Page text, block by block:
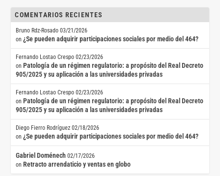
COMENTARIOS RECIENTES
Bruno Rdz-Rosado 03/21/2026
on¿Se pueden adquirir participaciones sociales por medio del 464?
Fernando Lostao Crespo 02/23/2026
on Patología de un régimen regulatorio: a propósito del Real Decreto
905/2025 y su aplicación a las universidades privadas
Fernando Lostao Crespo 02/23/2026
on Patología de un régimen regulatorio: a propósito del Real Decreto
905/2025 y su aplicación a las universidades privadas
Diego Fierro Rodríguez 02/18/2026
on¿Se pueden adquirir participaciones sociales por medio del 464?
Gabriel Doménech 02/17/2026
on Retracto arrendaticio y ventas en globo